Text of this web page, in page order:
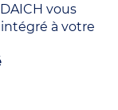
vous
à votre